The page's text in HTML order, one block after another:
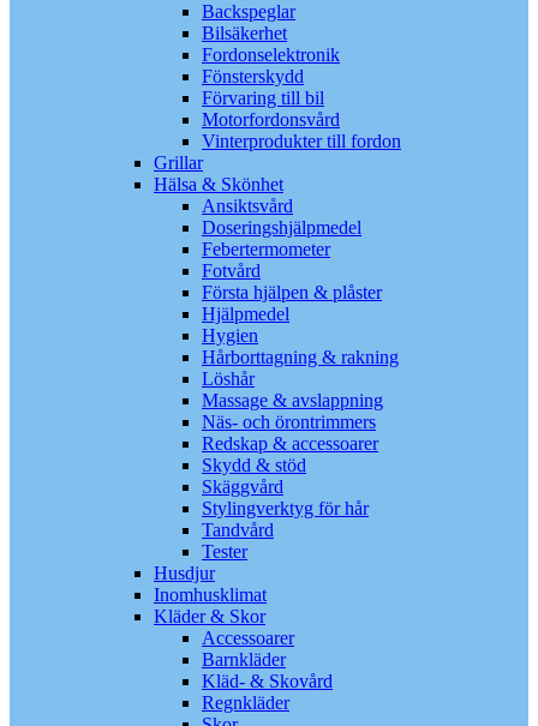
Backspeglar
Bilsäkerhet
Fordonselektronik
Fönsterskydd
Förvaring till bil
Motorfordonsvård
Vinterprodukter till fordon
Grillar
Hälsa & Skönhet
Ansiktsvård
Doseringshjälpmedel
Febertermometer
Fotvård
Första hjälpen & plåster
Hjälpmedel
Hygien
Hårborttagning & rakning
Löshår
Massage & avslappning
Näs- och örontrimmers
Redskap & accessoarer
Skydd & stöd
Skäggvård
Stylingverktyg för hår
Tandvård
Tester
Husdjur
Inomhusklimat
Kläder & Skor
Accessoarer
Barnkläder
Kläd- & Skovård
Regnkläder